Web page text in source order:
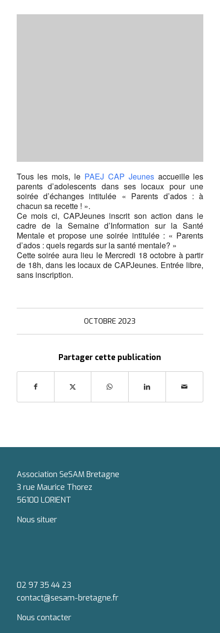
Tous les mois, le PAEJ CAP Jeunesaccueille les
parents d’adolescents dans ses locaux pour une
soirée d’échanges intitulée « Parents d’ados : à
chacun sa recette ! ».
Ce mois ci, CAPJeunes inscrit son action dans le
cadre de la Semaine d’Information sur la Santé
Mentale et propose une soirée intitulée : « Parents
d’ados : quels regards sur la santé mentale? »
Cette soirée aura lieu le Mercredi 18 octobre à partir
de 18h, dans les locaux de CAPJeunes. Entrée libre,
sans inscription.
OCTOBRE 2023
Partager cette publication
Association SeSAM Bretagne
3 rue Maurice Thorez
56100 LORIENT
Nous situer
02 97 35 44 23
contact@sesam-bretagne.fr
Nous contacter